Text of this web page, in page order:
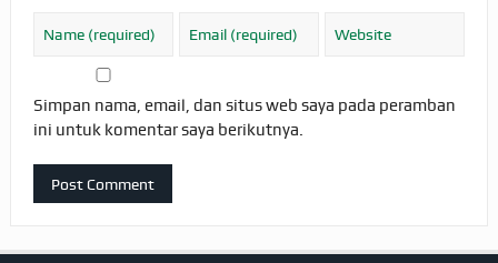
Simpan nama, email, dan situs web saya pada peramban
ini untuk komentar saya berikutnya.